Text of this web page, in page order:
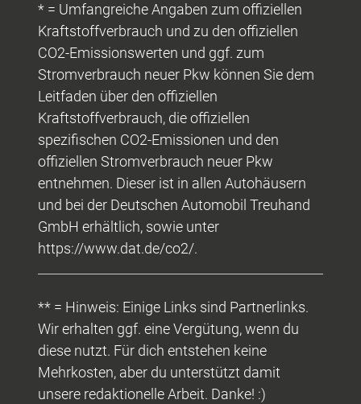
* = Umfangreiche Angaben zum offiziellen
Kraftstoffverbrauch und zu den offiziellen
CO2-Emissionswerten und ggf. zum
Stromverbrauch neuer Pkw können Sie dem
Leitfaden über den offiziellen
Kraftstoffverbrauch, die offiziellen
spezifischen CO2-Emissionen und den
offiziellen Stromverbrauch neuer Pkw
entnehmen. Dieser ist in allen Autohäusern
und bei der Deutschen Automobil Treuhand
GmbH erhältlich, sowie unter
https://www.dat.de/co2/.
** = Hinweis: Einige Links sind Partnerlinks.
Wir erhalten ggf. eine Vergütung, wenn du
diese nutzt. Für dich entstehen keine
Mehrkosten, aber du unterstützt damit
unsere redaktionelle Arbeit. Danke! :)